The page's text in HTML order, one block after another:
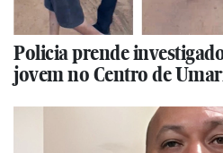
Policia prende
jovem no Centro de